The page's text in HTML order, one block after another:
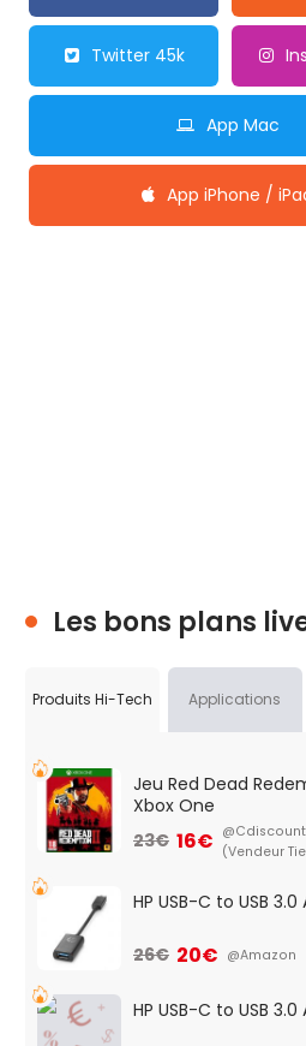
Twitter 45k
App Mac
App iPhone /
Les bons plans
Produits Hi-Tech Applications
Jeu Red Dead
Xbox One
23€ 16€ @Cdiscount
(Vendeur
HP USB-C to USB
26€ 20€ @Amazon
HP USB-C to USB